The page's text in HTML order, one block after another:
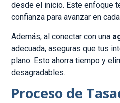
desde el inicio. Este enfoque
confianza para avanzar en
Además, al conectar con una
adecuada, aseguras que tus
plano. Esto ahorra tiempo y
desagradables.
Proceso de